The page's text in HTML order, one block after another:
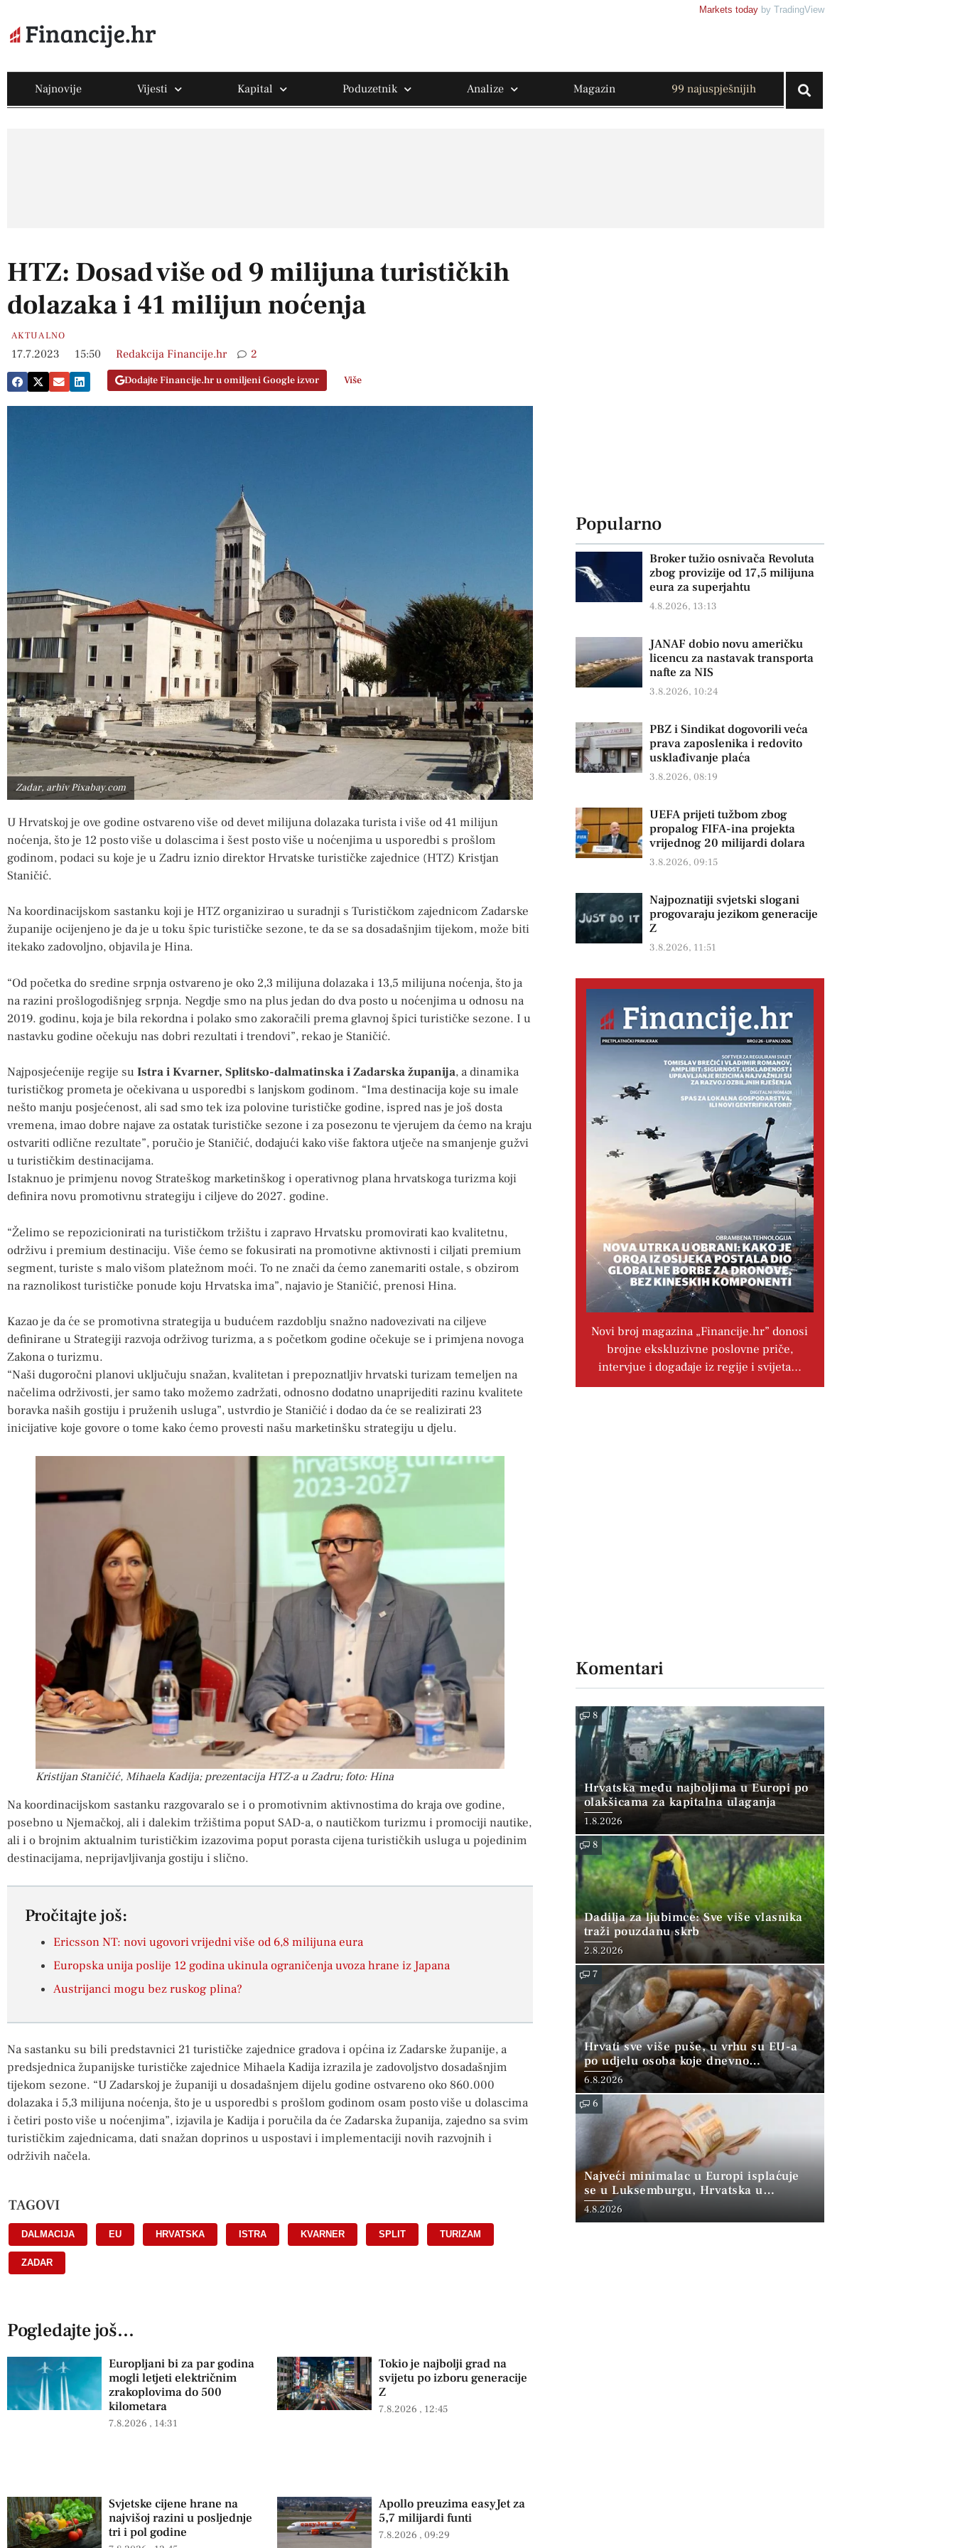
Markets today by TradingView
Najnovije Vijesti Kapital Poduzetnik Analize Magazin 99 najuspješnijih
HTZ: Dosad više od 9 milijuna turističkih
dolazaka i 41 milijun noćenja
AKTUALNO
17.7.2023 15:50 Redakcija Financije.hr 2
Dodajte Financije.hr u omiljeni Google izvor Više
Zadar, arhiv Pixabay.com
U Hrvatskoj je ove godine ostvareno više od devet milijuna dolazaka turista i više od 41 milijun
noćenja, što je 12 posto više u dolascima i šest posto više u noćenjima u usporedbi s prošlom
godinom, podaci su koje je u Zadru iznio direktor Hrvatske turističke zajednice (HTZ) Kristjan
Staničić.
Na koordinacijskom sastanku koji je HTZ organizirao u suradnji s Turističkom zajednicom Zadarske
županije ocijenjeno je da je u toku špic turističke sezone, te da se sa dosadašnjim tijekom, može biti
itekako zadovoljno, objavila je Hina.
“Od početka do sredine srpnja ostvareno je oko 2,3 milijuna dolazaka i 13,5 milijuna noćenja, što ja
na razini prošlogodišnjeg srpnja. Negdje smo na plus jedan do dva posto u noćenjima u odnosu na
2019. godinu, koja je bila rekordna i polako smo zakoračili prema glavnoj špici turističke sezone. I u
nastavku godine očekuju nas dobri rezultati i trendovi”, rekao je Staničić.
Najposjećenije regije suIstra i Kvarner, Splitsko-dalmatinska i Zadarska županija, a dinamika
turističkog prometa je očekivana u usporedbi s lanjskom godinom. “Ima destinacija koje su imale
nešto manju posjećenost, ali sad smo tek iza polovine turističke godine, ispred nas je još dosta
vremena, imao dobre najave za ostatak turističke sezone i za posezonu te vjerujem da ćemo na kraju
ostvariti odlične rezultate”, poručio je Staničić, dodajući kako više faktora utječe na smanjenje gužvi
u turističkim destinacijama.
Istaknuo je primjenu novog Strateškog marketinškog i operativnog plana hrvatskoga turizma koji
definira novu promotivnu strategiju i ciljeve do 2027. godine.
“Želimo se repozicionirati na turističkom tržištu i zapravo Hrvatsku promovirati kao kvalitetnu,
održivu i premium destinaciju. Više ćemo se fokusirati na promotivne aktivnosti i ciljati premium
segment, turiste s malo višom platežnom moći. To ne znači da ćemo zanemariti ostale, s obzirom
na raznolikost turističke ponude koju Hrvatska ima”, najavio je Staničić, prenosi Hina.
Kazao je da će se promotivna strategija u budućem razdoblju snažno nadovezivati na ciljeve
definirane u Strategiji razvoja održivog turizma, a s početkom godine očekuje se i primjena novoga
Zakona o turizmu.
“Naši dugoročni planovi uključuju snažan, kvalitetan i prepoznatljiv hrvatski turizam temeljen na
načelima održivosti, jer samo tako možemo zadržati, odnosno dodatno unaprijediti razinu kvalitete
boravka naših gostiju i pruženih usluga”, ustvrdio je Staničić i dodao da će se realizirati 23
inicijative koje govore o tome kako ćemo provesti našu marketinšku strategiju u djelu.
Kristijan Staničić, Mihaela Kadija; prezentacija HTZ-a u Zadru; foto: Hina
Na koordinacijskom sastanku razgovaralo se i o promotivnim aktivnostima do kraja ove godine,
posebno u Njemačkoj, ali i dalekim tržištima poput SAD-a, o nautičkom turizmu i promociji nautike,
ali i o brojnim aktualnim turističkim izazovima poput porasta cijena turističkih usluga u pojedinim
destinacijama, neprijavljivanja gostiju i slično.
Pročitajte još:
Ericsson NT: novi ugovori vrijedni više od 6,8 milijuna eura
Europska unija poslije 12 godina ukinula ograničenja uvoza hrane iz Japana
Austrijanci mogu bez ruskog plina?
Na sastanku su bili predstavnici 21 turističke zajednice gradova i općina iz Zadarske županije, a
predsjednica županijske turističke zajednice Mihaela Kadija izrazila je zadovoljstvo dosadašnjim
tijekom sezone. “U Zadarskoj je županiji u dosadašnjem dijelu godine ostvareno oko 860.000
dolazaka i 5,3 milijuna noćenja, što je u usporedbi s prošlom godinom osam posto više u dolascima
i četiri posto više u noćenjima”, izjavila je Kadija i poručila da će Zadarska županija, zajedno sa svim
turističkim zajednicama, dati snažan doprinos u uspostavi i implementaciji novih razvojnih i
održivih načela.
TAGOVI
DALMACIJA EU HRVATSKA ISTRA KVARNER SPLIT TURIZAM
ZADAR
Pogledajte još...
Europljani bi za par godina
mogli letjeti električnim
zrakoplovima do 500
kilometara
7.8.2026 14:31
Tokio je najbolji grad na
svijetu po izboru generacije
Z
7.8.2026 12:45
Svjetske cijene hrane na
najvišoj razini u posljednje
tri i pol godine
Apollo preuzima easyJet za
5,7 milijardi funti
7.8.2026 09:29
Popularno
Broker tužio osnivača Revoluta
zbog provizije od 17,5 milijuna
eura za superjahtu
4.8.2026, 13:13
JANAF dobio novu američku
licencu za nastavak transporta
nafte za NIS
3.8.2026, 10:24
PBZ i Sindikat dogovorili veća
prava zaposlenika i redovito
usklađivanje plaća
3.8.2026, 08:19
UEFA prijeti tužbom zbog
propalog FIFA-ina projekta
vrijednog 20 milijardi dolara
3.8.2026, 09:15
Najpoznatiji svjetski slogani
progovaraju jezikom generacije
Z
3.8.2026, 11:51
Novi broj magazina „Financije.hr” donosi
brojne ekskluzivne poslovne priče,
intervjue i događaje iz regije i svijeta…
Komentari
8
Hrvatska među najboljima u Europi po
olakšicama za kapitalna ulaganja
1.8.2026
8
Dadilja za ljubimce: Sve više vlasnika
traži pouzdanu skrb
2.8.2026
7
Hrvati sve više puše, u vrhu su EU-a
po udjelu osoba koje dnevno
konzumiraju duhan
6.8.2026
6
Najveći minimalac u Europi isplaćuje
se u Luksemburgu, Hrvatska u
“srednjoj skupini”
4.8.2026